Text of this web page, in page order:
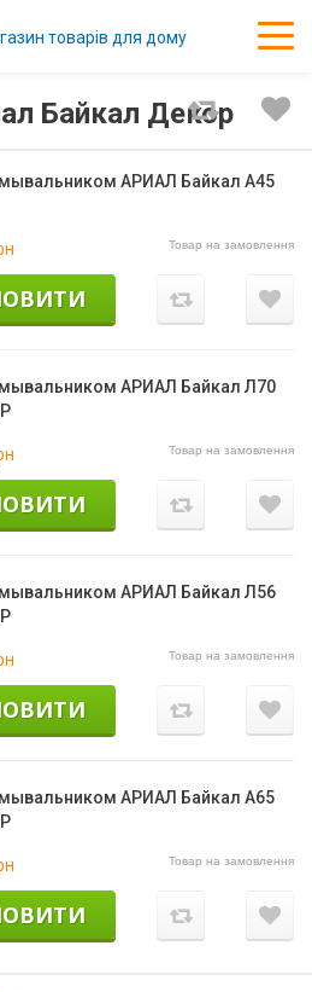
Байкал Декор
АРИАЛ Байкал А45
Товар на замовлення
АРИАЛ Байкал Л70
Товар на замовлення
АРИАЛ Байкал Л56
Товар на замовлення
АРИАЛ Байкал А65
Товар на замовлення